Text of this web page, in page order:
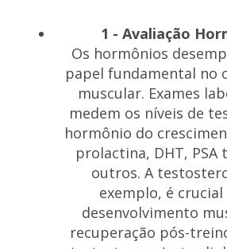
1 - Avaliação
Os hormônios
papel fundamental no
muscular. Exames
medem os níveis de
hormônio do
prolactina, DHT,
outros. A
exemplo, é
desenvolvimento
recuperação pós-